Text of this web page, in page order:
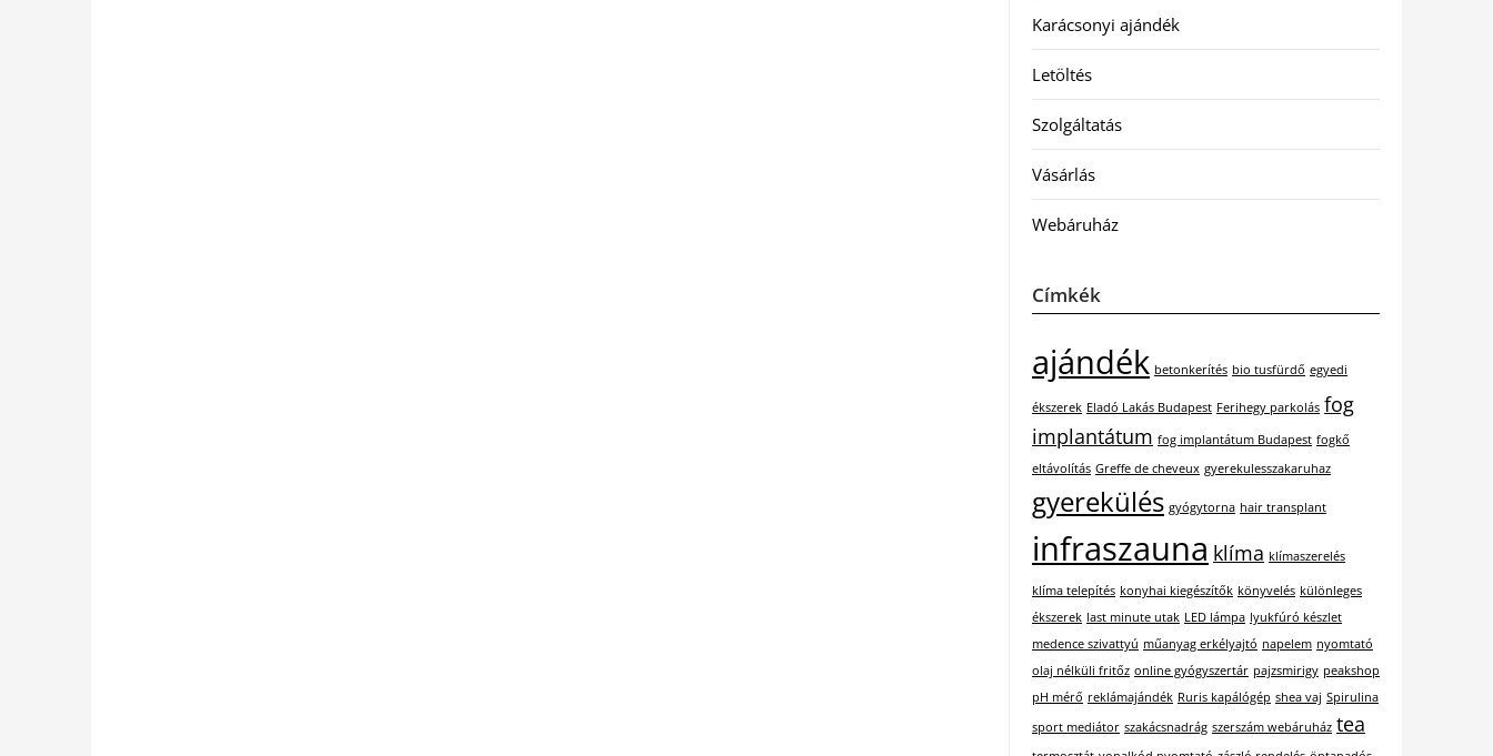
Karácsonyi ajándék
Letöltés
Szolgáltatás
Vásárlás
Webáruház
Címkék
ajándék betonkerítés bio tusfürdő egyedi
ékszerek Eladó Lakás Budapest Ferihegy parkolás fog
implantátum fog implantátum Budapest fogkő
eltávolítás Greffe de cheveux gyerekulesszakaruhaz
gyerekülés gyógytorna hair transplant
infraszauna klíma klímaszerelés
klíma telepítés konyhai kiegészítők könyvelés különleges
ékszerek last minute utak LED lámpa lyukfúró készlet
medence szivattyú műanyag erkélyajtó napelem nyomtató
olaj nélküli fritőz online gyógyszertár pajzsmirigy peakshop
pH mérő reklámajándék Ruris kapálógép shea vaj Spirulina
sport mediátor szakácsnadrág szerszám webáruház tea